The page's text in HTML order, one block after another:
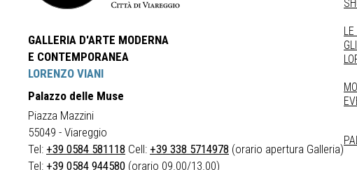
GALLERIA D'ARTE MODERNA
E CONTEMPORANEA
LORENZO VIANI
Palazzo delle Muse
Piazza Mazzini
55049 - Viareggio
Tel: +39 0584 581118 Cell: +39 338 5714978 (orario apertura Galleria)
Tel: +39 0584 944580 (orario 09.00/13.00)
LE